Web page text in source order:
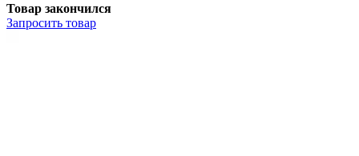
Товар закончился
Запросить товар